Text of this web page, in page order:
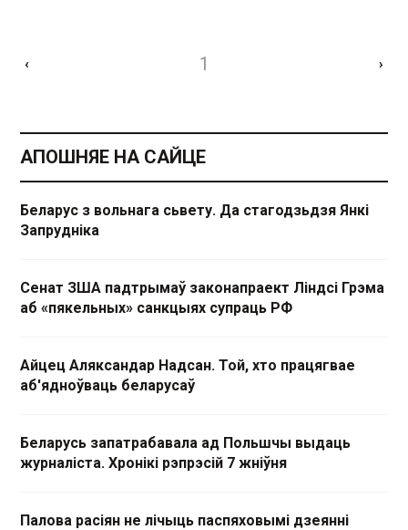
‹ 1 ›
АПОШНЯЕ НА САЙЦЕ
Беларус з вольнага сьвету. Да стагодзьдзя Янкі
Запрудніка
Сенат ЗША падтрымаў законапраект Ліндсі Грэма
аб «пякельных» санкцыях супраць РФ
Айцец Аляксандар Надсан. Той, хто працягвае
аб'ядноўваць беларусаў
Беларусь запатрабавала ад Польшчы выдаць
журналіста. Хронікі рэпрэсій 7 жніўня
Палова расіян не лічыць паспяховымі дзеянні